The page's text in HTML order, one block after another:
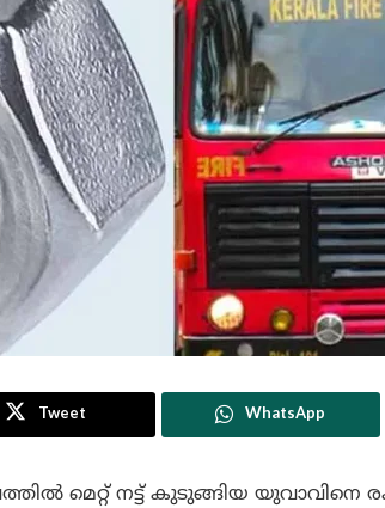
Tweet WhatsApp
മെറ്റ് നട്ട് കുടുങ്ങിയ യുവാവിനെ